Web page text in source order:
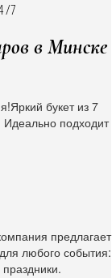
/7
в Минске
букет из 7
подходит
предлагает
любого события: